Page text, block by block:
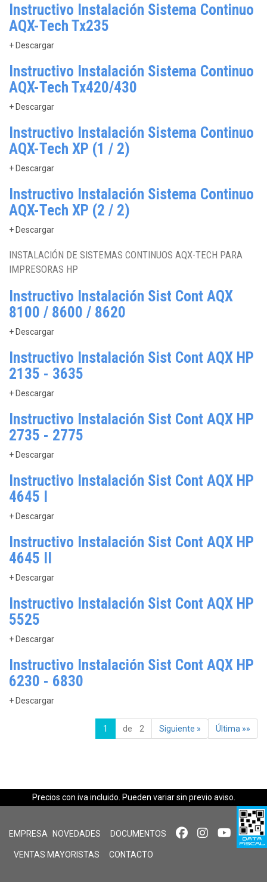
Instructivo Instalación Sistema Continuo
AQX-Tech Tx235
+ Descargar
Instructivo Instalación Sistema Continuo
AQX-Tech Tx420/430
+ Descargar
Instructivo Instalación Sistema Continuo
AQX-Tech XP (1 / 2)
+ Descargar
Instructivo Instalación Sistema Continuo
AQX-Tech XP (2 / 2)
+ Descargar
INSTALACIÓN DE SISTEMAS CONTINUOS AQX-TECH PARA
IMPRESORAS HP
Instructivo Instalación Sist Cont AQX
8100 / 8600 / 8620
+ Descargar
Instructivo Instalación Sist Cont AQX HP
2135 - 3635
+ Descargar
Instructivo Instalación Sist Cont AQX HP
2735 - 2775
+ Descargar
Instructivo Instalación Sist Cont AQX HP
4645 I
+ Descargar
Instructivo Instalación Sist Cont AQX HP
4645 II
+ Descargar
Instructivo Instalación Sist Cont AQX HP
5525
+ Descargar
Instructivo Instalación Sist Cont AQX HP
6230 - 6830
+ Descargar
1 de 2 Siguiente » Última »»
Precios con iva incluido. Pueden variar sin previo aviso.
EMPRESA NOVEDADES DOCUMENTOS
VENTAS MAYORISTAS CONTACTO